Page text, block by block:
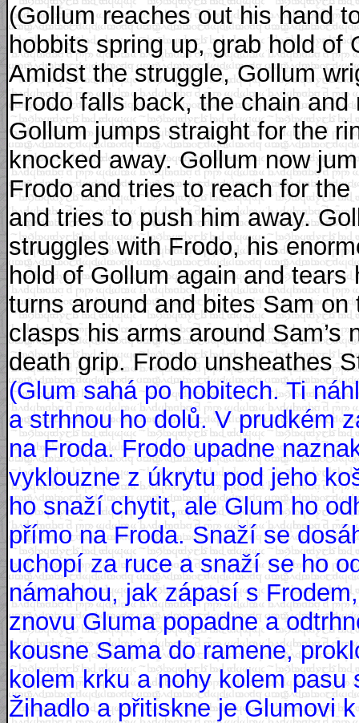
(Gollum reaches out his hand
hobbits spring up, grab hold of
Amidst the struggle, Gollum
Frodo falls back, the chain
Gollum jumps straight for the
knocked away. Gollum now
Frodo and tries to reach for
and tries to push him away.
struggles with Frodo, his
hold of Gollum again and
turns around and bites Sam
clasps his arms around
death grip. Frodo unsheathes
(Glum sahá po hobitech. Ti
a strhnou ho dolů. V prudkém
na Froda. Frodo upadne
vyklouzne z úkrytu pod jeho
ho snaží chytit, ale Glum ho
přímo na Froda. Snaží se
uchopí za ruce a snaží se ho
námahou, jak zápasí s
znovu Gluma popadne a
kousne Sama do ramene,
kolem krku a nohy kolem
Žihadlo a přitiskne je Glumovi